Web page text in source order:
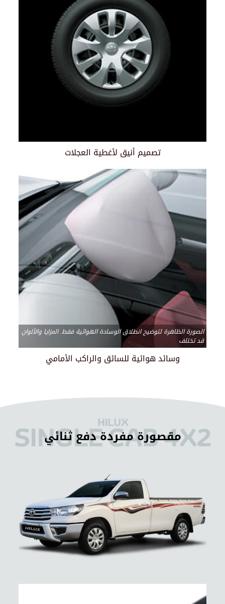
تصميم أنيق لأغطية العجلات
الصورة الظاهرة لتوضيح انطلاق الوسادة الهوائية فقط. المزايا والألوان
قد تختلف
وسائد هوائية للسائق والراكب الأمامي
مقصورة مفردة دفع ثنائي